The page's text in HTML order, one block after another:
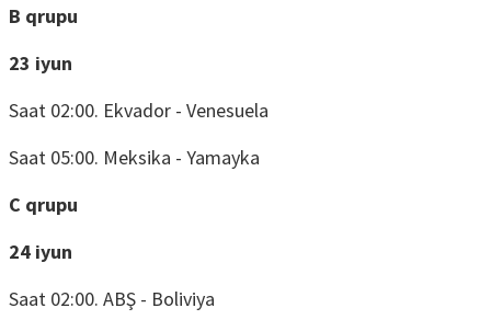
B qrupu
23 iyun
Saat 02:00. Ekvador - Venesuela
Saat 05:00. Meksika - Yamayka
C qrupu
24 iyun
Saat 02:00. ABŞ - Boliviya